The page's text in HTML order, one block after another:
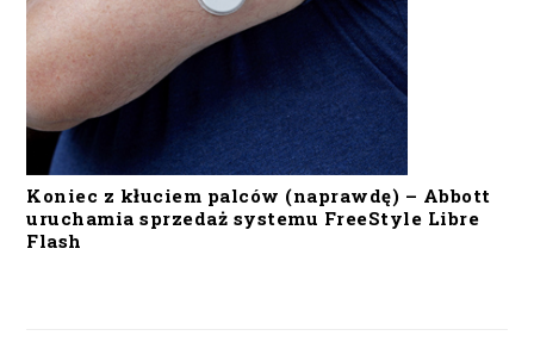
Koniec z kłuciem palców (naprawdę) – Abbott
uruchamia sprzedaż systemu FreeStyle Libre
Flash